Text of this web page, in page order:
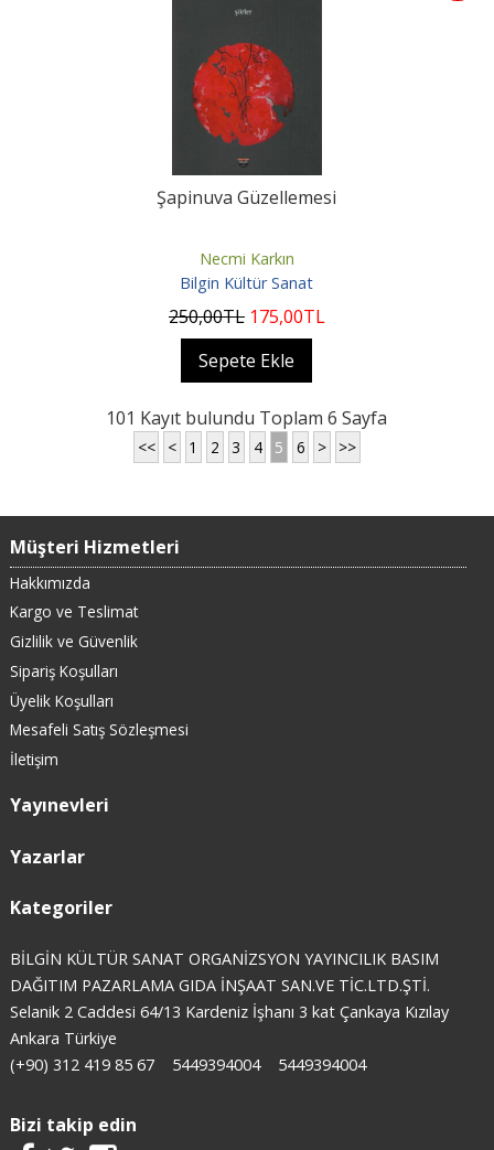
Şapinuva Güzellemesi
Necmi Karkın
Bilgin Kültür Sanat
250,00TL 175,00TL
Sepete Ekle
101 Kayıt bulundu Toplam 6 Sayfa
<< < 1 2 3 4 5 6 > >>
Müşteri Hizmetleri
Hakkımızda
Kargo ve Teslimat
Gizlilik ve Güvenlik
Sipariş Koşulları
Üyelik Koşulları
Mesafeli Satış Sözleşmesi
İletişim
Yayınevleri
Yazarlar
Kategoriler
BİLGİN KÜLTÜR SANAT ORGANİZSYON YAYINCILIK BASIM
DAĞITIM PAZARLAMA GIDA İNŞAAT SAN.VE TİC.LTD.ŞTİ.
Selanik 2 Caddesi 64/13 Kardeniz İşhanı 3 kat Çankaya Kızılay
Ankara Türkiye
(+90) 312 419 85 67
5449394004 5449394004
Bizi takip edin